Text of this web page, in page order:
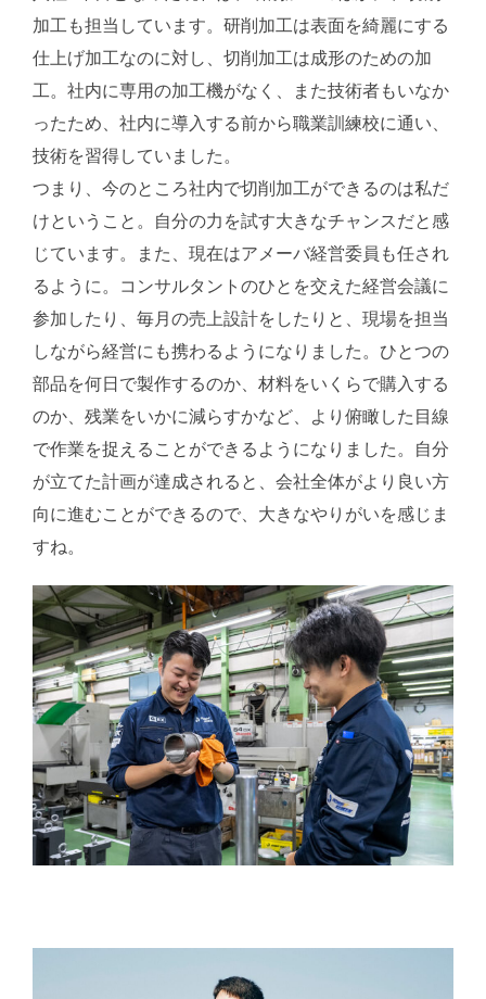
加工も担当しています。研削加工は表面を綺麗にする
仕上げ加工なのに対し、切削加工は成形のための加
工。社内に専用の加工機がなく、また技術者もいなか
ったため、社内に導入する前から職業訓練校に通い、
技術を習得していました。
つまり、今のところ社内で切削加工ができるのは私だ
けということ。自分の力を試す大きなチャンスだと感
じています。また、現在はアメーバ経営委員も任され
るように。コンサルタントのひとを交えた経営会議に
参加したり、毎月の売上設計をしたりと、現場を担当
しながら経営にも携わるようになりました。ひとつの
部品を何日で製作するのか、材料をいくらで購入する
のか、残業をいかに減らすかなど、より俯瞰した目線
で作業を捉えることができるようになりました。自分
が立てた計画が達成されると、会社全体がより良い方
向に進むことができるので、大きなやりがいを感じま
すね。